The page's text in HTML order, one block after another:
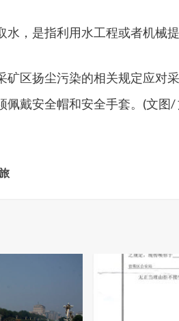
，是指利用水工程或者机械
区扬尘污染的相关规定应对
戴安全帽和安全手套。(文图/